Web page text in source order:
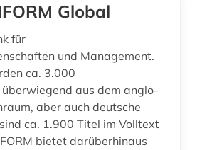
betriebswirtschaft (20)
betriebswirtschaftslehre (26)
(3)
Global
für
und Management.
ca. 3.000
aus dem anglo-
aber auch deutsche
ca. 1.900 Titel im Volltext
bietet darüberhinaus